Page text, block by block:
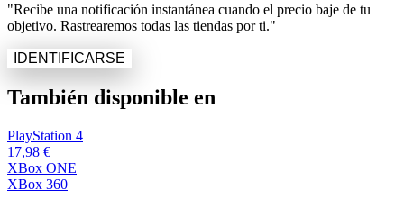
"Recibe una notificación instantánea cuando el precio baje de tu
objetivo. Rastrearemos todas las tiendas por ti."
IDENTIFICARSE
También disponible en
PlayStation 4
17,98 €
XBox ONE
XBox 360